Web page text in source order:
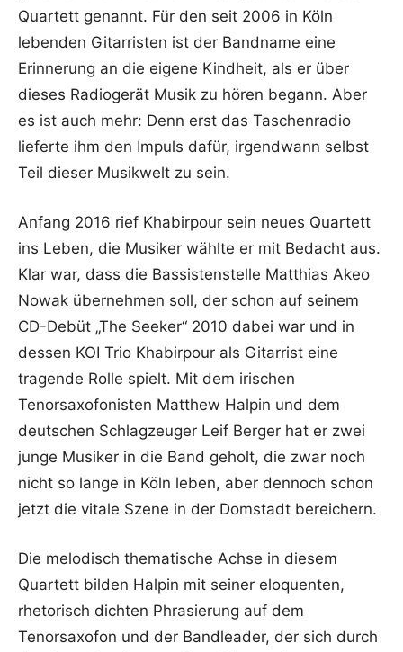
Quartett genannt. Für den seit 2006 in Köln
lebenden Gitarristen ist der Bandname eine
Erinnerung an die eigene Kindheit, als er über
dieses Radiogerät Musik zu hören begann. Aber
es ist auch mehr: Denn erst das Taschenradio
lieferte ihm den Impuls dafür, irgendwann selbst
Teil dieser Musikwelt zu sein.
Anfang 2016 rief Khabirpour sein neues Quartett
ins Leben, die Musiker wählte er mit Bedacht aus.
Klar war, dass die Bassistenstelle Matthias Akeo
Nowak übernehmen soll, der schon auf seinem
CD-Debüt „The Seeker“ 2010 dabei war und in
dessen KOI Trio Khabirpour als Gitarrist eine
tragende Rolle spielt. Mit dem irischen
Tenorsaxofonisten Matthew Halpin und dem
deutschen Schlagzeuger Leif Berger hat er zwei
junge Musiker in die Band geholt, die zwar noch
nicht so lange in Köln leben, aber dennoch schon
jetzt die vitale Szene in der Domstadt bereichern.
Die melodisch thematische Achse in diesem
Quartett bilden Halpin mit seiner eloquenten,
rhetorisch dichten Phrasierung auf dem
Tenorsaxofon und der Bandleader, der sich durch